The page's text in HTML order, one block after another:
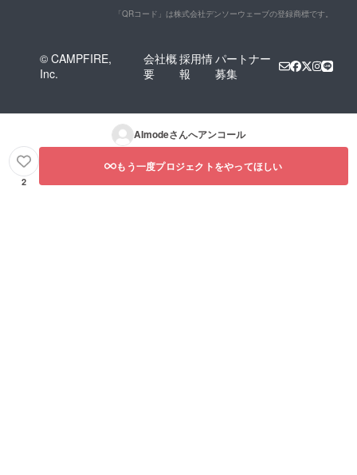
「QRコード」は株式会社デンソーウェーブの登録商標です。
© CAMPFIRE,
Inc.
会社概
要
採用情
報
パートナー
募集
AImodeさんへアンコール
2
もう一度プロジェクトをやってほしい